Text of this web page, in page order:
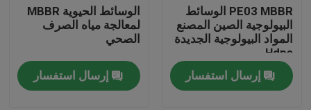
PE03 MBBR الوسائط
البيولوجية الصين المصنع
المواد البيولوجية الجديدة
Hdpe
إرسال استفسار
الوسائط الحيوية MBBR
لمعالجة مياه الصرف
الصحي
إرسال استفسار